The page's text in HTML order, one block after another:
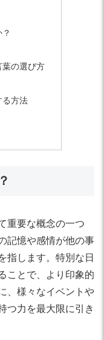
の選び方
る方法
重要な概念の一つ
記憶や感情が他の事
指します。特別な日
ことで、より印象的
、様々なイベントや
つ力を最大限に引き